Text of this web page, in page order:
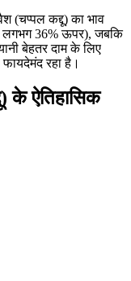
(चप्पल कद्दू) का भाव
36% ऊपर), जबकि
बेहतर दाम के लिए
रहा है।
के ऐतिहासिक